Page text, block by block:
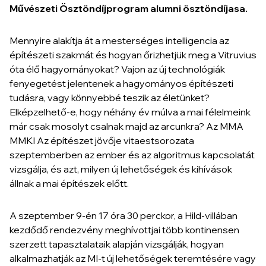
Művészeti Ösztöndíjprogram alumni ösztöndíjasa.
Mennyire alakítja át a mesterséges intelligencia az
építészeti szakmát és hogyan őrizhetjük meg a Vitruvius
óta élő hagyományokat? Vajon az új technológiák
fenyegetést jelentenek a hagyományos építészeti
tudásra, vagy könnyebbé teszik az életünket?
Elképzelhető-e, hogy néhány év múlva a mai félelmeink
már csak mosolyt csalnak majd az arcunkra? Az MMA
MMKI Az építészet jövője vitaestsorozata
szeptemberben az ember és az algoritmus kapcsolatát
vizsgálja, és azt, milyen új lehetőségek és kihívások
állnak a mai építészek előtt.
A szeptember 9-én 17 óra 30 perckor, a Hild-villában
kezdődő rendezvény meghívottjai több kontinensen
szerzett tapasztalataik alapján vizsgálják, hogyan
alkalmazhatják az MI-t új lehetőségek teremtésére vagy